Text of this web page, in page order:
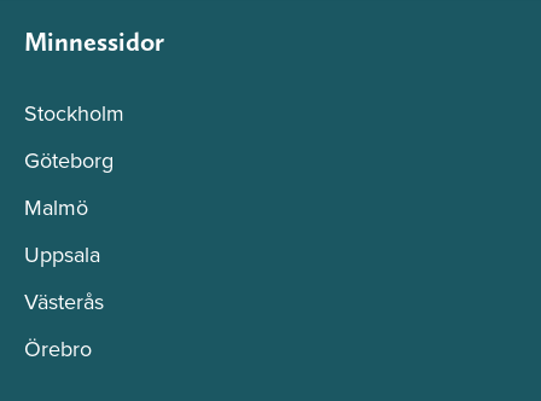
Minnessidor
Stockholm
Göteborg
Malmö
Uppsala
Västerås
Örebro